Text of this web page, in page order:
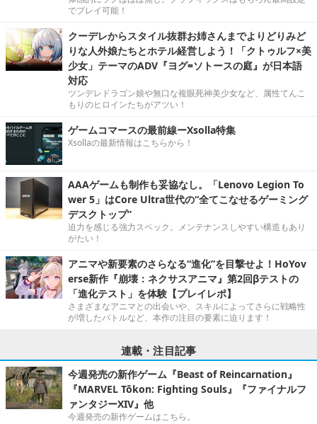
でプレイ可能！
クーデレからスタイル抜群お姉さんまでよりどりみど
りな人外娘たちとホテル経営しよう！「クトゥルフ×美
少女」テーマのADV『ヨグ=ソトースの庭』が日本語
対応
ツンデレドラゴン娘や無口な複眼死神美少女など、属性てんこ
もりのヒロインたちがアツい！
ゲームコマースの最前線ーXsolla特集
Xsollaの最新情報はこちらから！
AAAゲームも制作も妥協なし。「Lenovo Legion To
wer 5」はCore Ultra世代の“全てこなせるゲーミング
デスクトップ”
迫力を感じる強力スペック。メンテナンスしやすい構造もあり
がたい！
アニマや新要素のさらなる“進化”を目撃せよ！HoYov
erse新作『崩壊：ネクサスアニマ』第2回βテストの
「進化テスト」を体験【プレイレポ】
さまざまなアニマとの出会いや、スキルによってさらに戦略性
が増したバトルなど、本作の注目の要素に迫ります！
連載・注目記事
今週発売の新作ゲーム『Beast of Reincarnation』
『MARVEL Tōkon: Fighting Souls』『ファイナルフ
ァンタジーXIV』他
今週発売の新作ゲームはこちら。